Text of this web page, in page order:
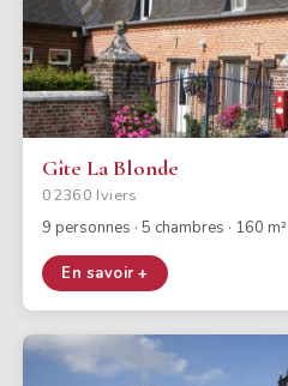
Gîte La Blonde
02360 Iviers
9 personnes · 5 chambres · 160 m²
En savoir +